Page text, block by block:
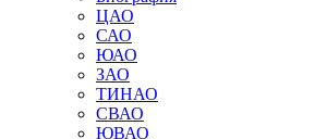
ЦАО
САО
ЮАО
ЗАО
ТИНАО
СВАО
ЮВАО